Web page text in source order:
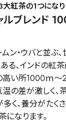
紅茶の1つになり
ルブレンド
ン・ウバと並ぶ
る、インドの紅
高い所1000ｍ
の差が激しく
く、養分がたく
なります。